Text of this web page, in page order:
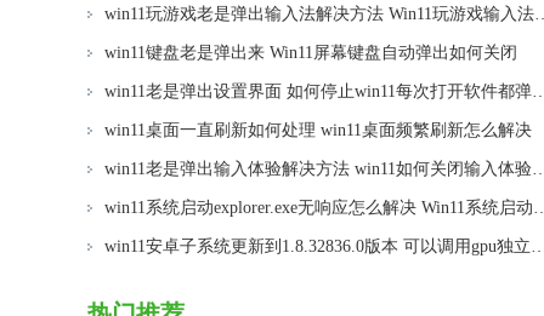
win11玩游戏老是弹出输
win11键盘老是弹出来 Win11屏幕键盘自动弹出如何关闭
win11老是弹出设置界面 如何停止win11
win11桌面一直刷新如何处理 win11桌面频繁刷新怎么解决
win11老是弹出输入体验解决方
win11系统启动explorer.exe无响应怎么解
win11安卓子系统更新到1.8.32836.0版本 可以调用gpu独立显卡 Win11